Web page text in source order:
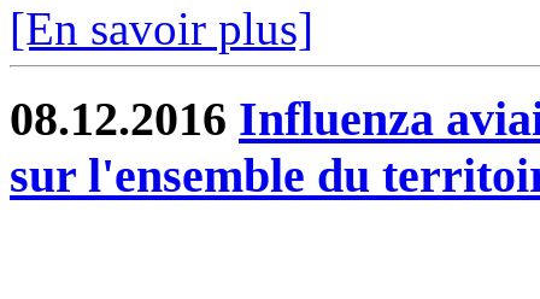
[En savoir plus]
08.12.2016 Influenza
sur l'ensemble du